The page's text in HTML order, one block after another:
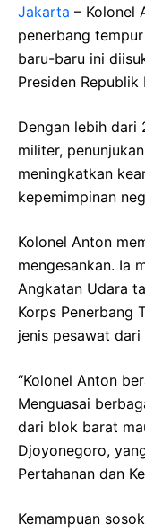
Jakarta – Kolonel
penerbang
baru-baru ini
Presiden
Dengan lebih dari
militer,
meningkatkan
kepemimpinan
Kolonel Anton
mengesankan. Ia
Angkatan Udara
Korps Penerbang
jenis pesawat
“Kolonel Anton
Menguasai
dari blok barat
Djoyonegoro,
Pertahanan dan
Kemampuan